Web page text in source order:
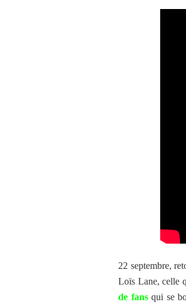
22 septembre,
Loïs Lane, celle
de fansqui se